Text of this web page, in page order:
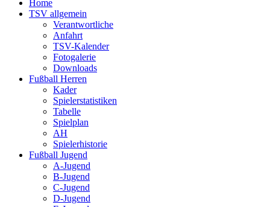
Home
TSV allgemein
Verantwortliche
Anfahrt
TSV-Kalender
Fotogalerie
Downloads
Fußball Herren
Kader
Spielerstatistiken
Tabelle
Spielplan
AH
Spielerhistorie
Fußball Jugend
A-Jugend
B-Jugend
C-Jugend
D-Jugend